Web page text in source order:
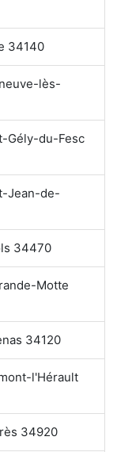
34140
lès-
Gély-du-Fesc
Jean-de-
34470
Motte
34120
l'Hérault
34920